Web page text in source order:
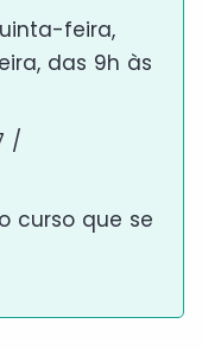
feira,
das 9h às
/
curso que se